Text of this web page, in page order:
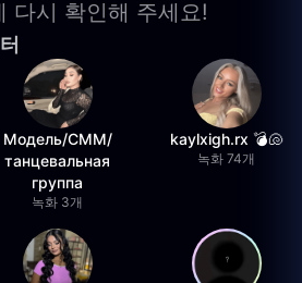
다시 확인해 주세요!
Модель/СММ/
танцевальная
группа
녹화 3개
kaylxigh.rx 💣🐚
녹화 74개